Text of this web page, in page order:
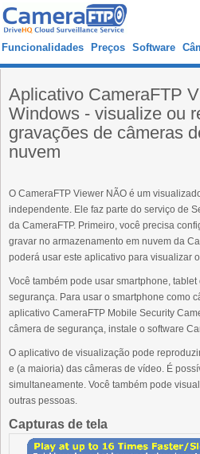
Funcionalidades Preços Software
Aplicativo CameraFTP
Windows - visualize ou
gravações de câmeras
nuvem
O CameraFTP Viewer NÃO é um
independente. Ele faz parte do serviço de
da CameraFTP. Primeiro, você precisa
gravar no armazenamento em nuvem da
poderá usar este aplicativo para visualizar
Você também pode usar smartphone,
segurança. Para usar o smartphone como
aplicativo CameraFTP Mobile Security
câmera de segurança, instale o software
O aplicativo de visualização pode
e (a maioria) das câmeras de vídeo. É
simultaneamente. Você também pode
outras pessoas.
Capturas de tela